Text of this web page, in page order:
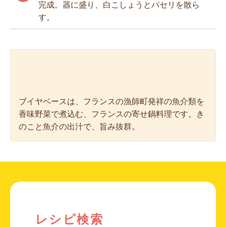
完成。器に盛り、白こしょうとパセリを散ら
す。
ブイヤベースは、フランスの漁師町発祥の魚介類を
香味野菜で煮込む、フランスの寄せ鍋料理です。き
のこと魚介の出汁で、旨み抜群。
レシピ検索